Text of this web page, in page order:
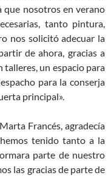
que nosotros en verano
tanto pintura,
nos solicitó adecuar la
de ahora, gracias a
talleres, un espacio para
para la conserja
principal».
Francés, agradecía
tenido tanto a la
parte de nuestro
las gracias de parte de